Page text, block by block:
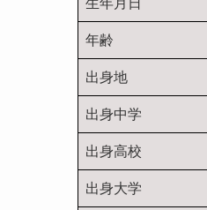
年齢
出身地
出身中学
出身高校
出身大学